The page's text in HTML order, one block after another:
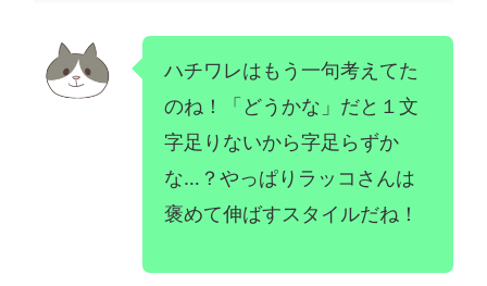
ハチワレはもう一句考えてた
のね！「どうかな」だと１文
字足りないから字足らずか
な…？やっぱりラッコさんは
褒めて伸ばすスタイルだね！